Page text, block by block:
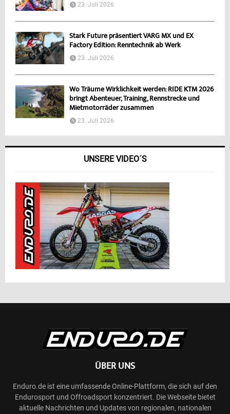
23. Juli 2026
Stark Future präsentiert VARG MX und EX
Factory Edition: Renntechnik ab Werk
23. Juli 2026
Wo Träume Wirklichkeit werden: RIDE KTM 2026
bringt Abenteuer, Training, Rennstrecke und
Mietmotorräder zusammen
23. Juli 2026
UNSERE VIDEO´S
ÜBER UNS
Enduro.de ist eine umfassende Online-Plattform, die sich auf den
Endurosport und Offroadsport konzentriert. Die Webseite bietet
aktuelle Nachrichten und Updates von regionalen, nationalen